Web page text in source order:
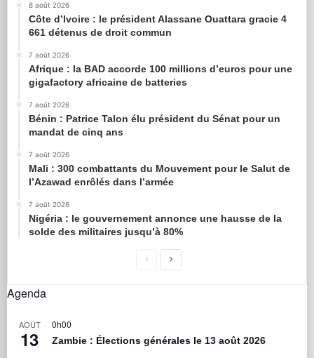
8 août 2026
Côte d’Ivoire : le président Alassane Ouattara gracie 4
661 détenus de droit commun
7 août 2026
Afrique : la BAD accorde 100 millions d’euros pour une
gigafactory africaine de batteries
7 août 2026
Bénin : Patrice Talon élu président du Sénat pour un
mandat de cinq ans
7 août 2026
Mali : 300 combattants du Mouvement pour le Salut de
l’Azawad enrôlés dans l’armée
7 août 2026
Nigéria : le gouvernement annonce une hausse de la
solde des militaires jusqu’à 80%
Agenda
AOÛT
13
0h00
Zambie : Élections générales le 13 août 2026